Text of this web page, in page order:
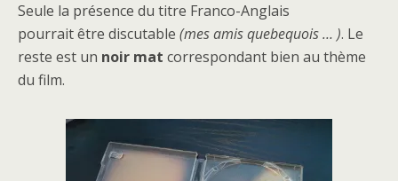
Seule la présence du titre Franco-Anglais
pourrait être discutable (mes amis quebequois … ). Le
reste est un noir mat correspondant bien au thème
du film.